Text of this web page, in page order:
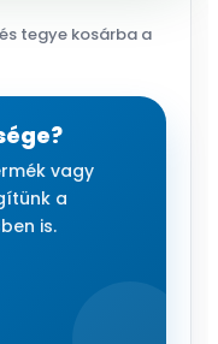
tegye kosárba a
vagy
a
is.